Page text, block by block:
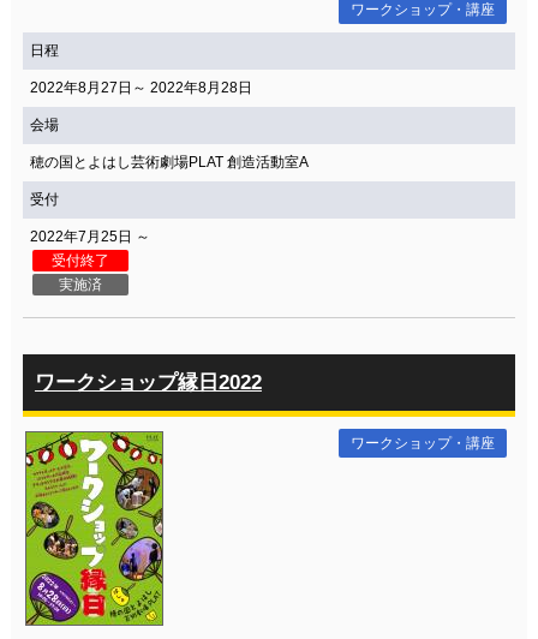
座席表 月間スケジュール
プラットニュース
交通アクセス
サイトマップ
ワークショップ・講座
日程
2022年8月27日～ 2022年8月28日
会場
穂の国とよはし芸術劇場PLAT 創造活動室A
受付
2022年7月25日 ～
受付終了
実施済
ワークショップ縁日2022
ワークショップ・講座